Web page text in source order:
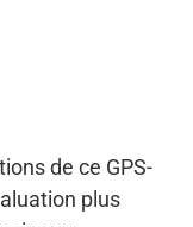
de ce GPS-
plus